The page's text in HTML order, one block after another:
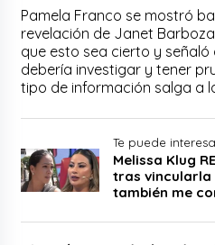
Pamela Franco se mostró
revelación de Janet
que esto sea cierto y señaló
debería investigar y tener
tipo de información salga a
Te puede
Melissa Klug
tras vincularla
también me